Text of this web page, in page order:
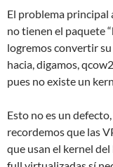
El problema principal
no tienen el paquete
logremos convertir
hacia, digamos,
pues no existe un
Esto no es un
recordemos que las
que usan el kernel